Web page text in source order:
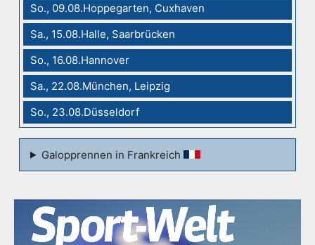
So., 09.08.Hoppegarten, Cuxhaven
Sa., 15.08.Halle, Saarbrücken
So., 16.08.Hannover
Sa., 22.08.München, Leipzig
So., 23.08.Düsseldorf
Galopprennen in Frankreich